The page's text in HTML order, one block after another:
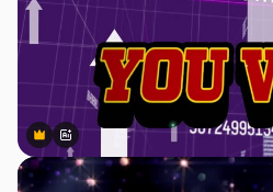
Premium
Premium
สร้างขึ้นโดย AI